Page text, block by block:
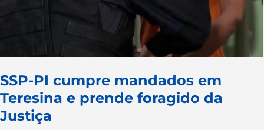
SSP-PI cumpre mandados em
Teresina e prende foragido da
Justiça